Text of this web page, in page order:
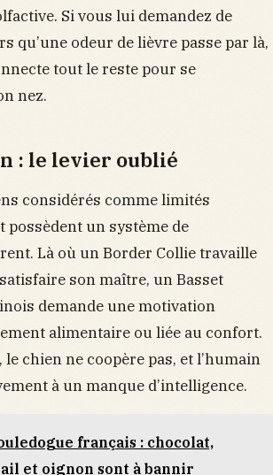
Si vous lui demandez de
qu’une odeur de lièvre passe par là,
tout le reste pour se
nez.
: le levier oublié
considérés comme limités
un système de
Là où un Border Collie travaille
son maître, un Basset
demande une motivation
alimentaire ou liée au confort.
le chien ne coopère pas, et l’humain
à un manque d’intelligence.
français : chocolat,
et oignon sont à bannir